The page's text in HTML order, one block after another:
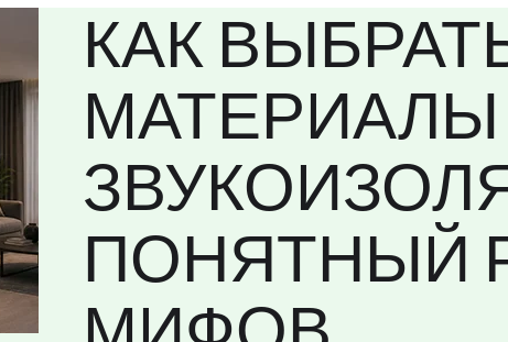
КАК
МАТЕРИАЛЫ
ПОНЯТНЫЙ